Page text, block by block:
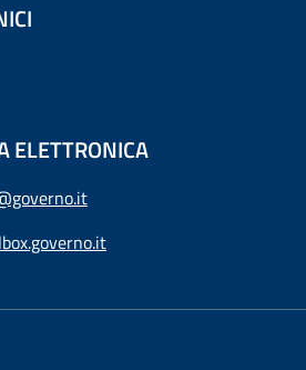
ELETTRONICA